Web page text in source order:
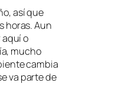
así que
horas. Aun
o
mucho
cambia
va parte de